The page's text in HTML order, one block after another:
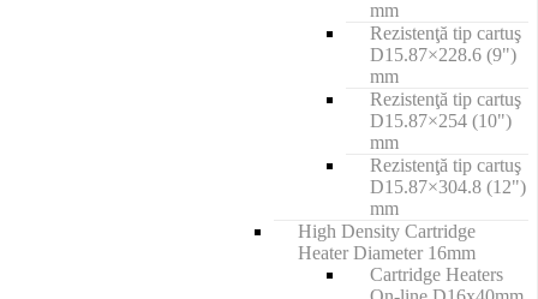
mm
Rezistenţă tip cartuş
D15.87×228.6 (9")
mm
Rezistenţă tip cartuş
D15.87×254 (10")
mm
Rezistenţă tip cartuş
D15.87×304.8 (12")
mm
High Density Cartridge
Heater Diameter 16mm
Cartridge Heaters